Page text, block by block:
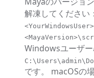
解凍してください：
Windowsユーザー
です。 macOSの